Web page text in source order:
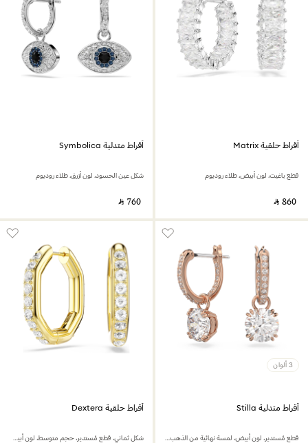
أقراط حلقية Matrix
قطع باغيت، لون أبيض، طلاء روديوم
‎ ⃁ ⁦860⁩ ‎
أقراط متدلية Symbolica
شكل عين الحسود، لون أزرق، طلاء روديوم
‎ ⃁ ⁦760⁩ ‎
3 ألوان
أقراط متدلية Stilla
قطع مُستدير، لون أبيض، لمسة نهائية من الذهب الوردي عيار 18 قيراط
أقراط حلقية Dextera
شكل ثماني، قطع مُستدير، حجم متوسط، لون أبيض، لمسة نهائية من الذهب عيار 18 قيراط